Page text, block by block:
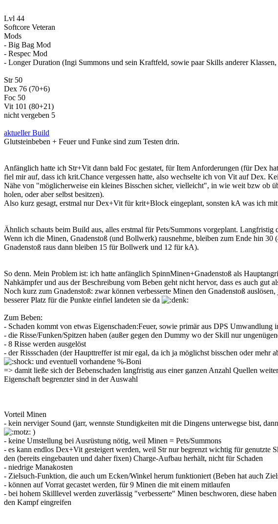
Lvl 44
Softcore Veteran
Mods
- Big Bag Mod
- Respec Mod
- Longer Duration (Ingi Summons und sein Kraftfeld, sowie paar Skills anderer
Str 50
Dex 76 (70+6)
Foc 50
Vit 101 (80+21)
nicht vergeben 5
aktueller Build
Glutsteinbeben + Feuer und Funke sind zum Testen drin.
Anfänglich hatte ich Str+Vit dann bald Foc gestatet, für Item Anforderungen (für Dex
fiel mir auf, dass ich krit.Chance vergessen hatte, also wechselte ich von Vit auf Dex.
Nähe von "möglicherweise ein kleines Bisschen sicher, vielleicht", in wie weit bzw ob
holen, oder aber selbst besitzen).
Also kurz gesagt, erstmal nur Dex+Vit für krit+Block eingeplant, sonsten kA was ich
Ähnlich schauts beim Build aus, alles erstmal für Pets/Summons vorgeplant. Langfristig
Wenn ich die Minen, Gnadenstoß (und Bollwerk) rausnehme, bleiben zum Ende hin
Gnadenstoß raus dann bleiben 15 für Bollwerk und 12 für kA).
So denn. Mein Problem ist: ich hatte anfänglich SpinnMinen+Gnadenstoß als
Nahkämpfer und aus der Beschreibung vom Beben geht nicht hervor, dass es auch
Noch kurz zum Gnadenstoß: zwar können verbesserte Minen den Gnadenstoß
besserer Platz für die Punkte einfiel landeten sie da
Zum Beben:
- Schaden kommt von etwas Eigenschaden:Feuer, sowie primär aus DPS Umwandlung
- die Risse/Funken/Spitzen haben (außer gegen den Dummy wo der Skill nur
- 8 Risse werden ausgelöst
- der Rissschaden (der Haupttreffer ist mir egal, da ich ja möglichst bisschen oder mehr
und eventuell vorhandene %-Boni
=> damit ließe sich der Bebenschaden langfristig aus einer ganzen Anzahl Quellen
Eigenschaft begrenzter sind in der Auswahl
Vorteil Minen
- kein nerviger Sound (jarr, wennste Stundigkeiten mit die Dingens unterwegse bist,
)
- keine Umstellung bei Ausrüstung nötig, weil Minen = Pets/Summons
- es kann endlos Dex+Vit gesteigert werden, weil Str nur begrenzt wichtig für genutzte
den (bereits eingebauten und daher fixen) Charge-Aufbau herhält, nicht für Schaden
- niedrige Manakosten
- Zielsuch-Funktion, die auch um Ecken/Winkel herum funktioniert (Beben hat auch
- können auf Vorrat gecastet werden, für 9 Minen die mit einem mitlaufen
- bei hohem Skilllevel werden zuverlässig "verbesserte" Minen beschworen, diese
den Kampf eingreifen